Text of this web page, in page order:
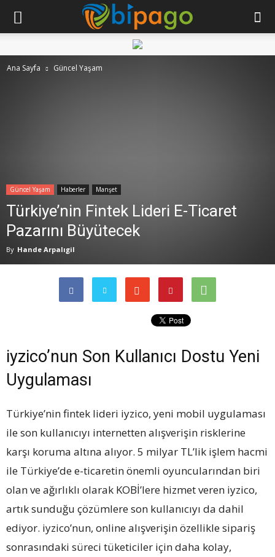
Ana Sayfa Güncel Yaşam
Güncel Yaşam Haberler Manşet
Türkiye’nin Fintek Lideri E-Ticaret
Pazarını Büyütecek
By Hande Arpalıgil
iyzico’nun Son Kullanıcı Dostu Yeni
Uygulaması
Türkiye’nin fintek lideri iyzico, yeni mobil uygulaması
ile son kullanıcıyı internetten alışverişin risklerine
karşı koruma altına alıyor. 5 milyar TL’lik işlem hacmi
ile Türkiye’de e-ticaretin önemli oyuncularından biri
olan ve ağırlıklı olarak KOBİ’lere hizmet veren iyzico,
artık sunduğu çözümlere son kullanıcıyı da dahil
ediyor. iyzico’nun, online alışverişin özellikle sipariş
sonrasındaki süreci tüketiciler için daha kolay,